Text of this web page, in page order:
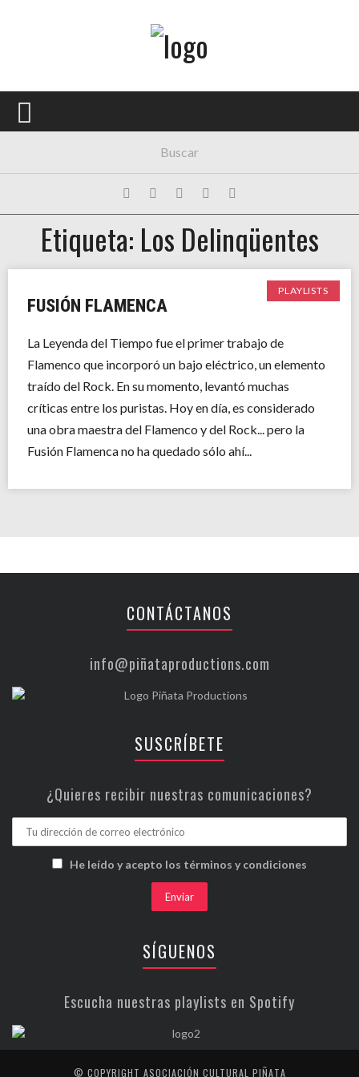
PORTADA
FESTIVALES
EXPOSICIONES
HISTORIAS
Etiqueta: Los Delinqüentes
PLAYLISTS
FUSIÓN FLAMENCA
La Leyenda del Tiempo fue el primer trabajo de
Flamenco que incorporó un bajo eléctrico, un elemento
traído del Rock. En su momento, levantó muchas
críticas entre los puristas. Hoy en día, es considerado
una obra maestra del Flamenco y del Rock... pero la
Fusión Flamenca no ha quedado sólo ahí...
CONTÁCTANOS
info@piñataproductions.com
SUSCRÍBETE
¿Quieres recibir nuestras comunicaciones?
He leído y acepto los términos y condiciones
SÍGUENOS
Escucha nuestras playlists en Spotify
© COPYRIGHT ASOCIACIÓN CULTURAL PIÑATA